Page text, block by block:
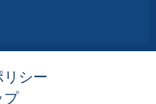
リシー
プ